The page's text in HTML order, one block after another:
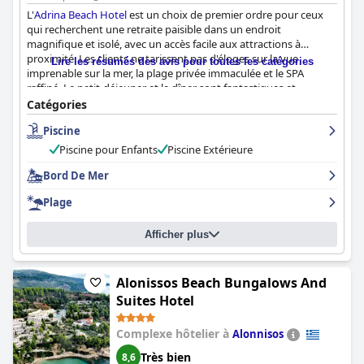
L'Adrina Beach Hotelest un choix de premier ordre pour ceux
qui recherchent une retraite paisible dans un endroit
magnifique et isolé, avec un accès facile aux attractions à
proximité. Les clients ne tarissent pas d'éloges sur la vue
imprenable sur la mer, la plage privée immaculée et le SPA
raffiné. Le petit-déjeuner et le dîner sont fantastiques et
proposent des ingrédients frais d'origine locale. Les chambres
confortables et spacieuses sont propres et bien situées avec vue
sur la mer. Le personnel est accueillant, professionnel et attentif,
et se surpasse pour que les clients se sentent comme chez eux.
La plage privée est exceptionnelle avec une eau turquoise
cristalline et des services bien organisés disponibles. Le niveau
l'attention méticuleuse aux détails de l'hôtel. Dans l'ensemble,
l'Adrina Beach Hoteloffre une expérience de vacances
exceptionnelle avec d'excellentes installations de plage, un
personnel amical, un bel emplacement et une cuisine délicieuse.
Lire les résumés des avis pour toutes les catégories
Catégories
Piscine
Piscine pour Enfants
Piscine Extérieure
Bord De Mer
Plage
Afficher plus
Alonissos Beach Bungalows And
Suites Hotel
Complexe hôtelier à Alonnisos
8,6 Très bien